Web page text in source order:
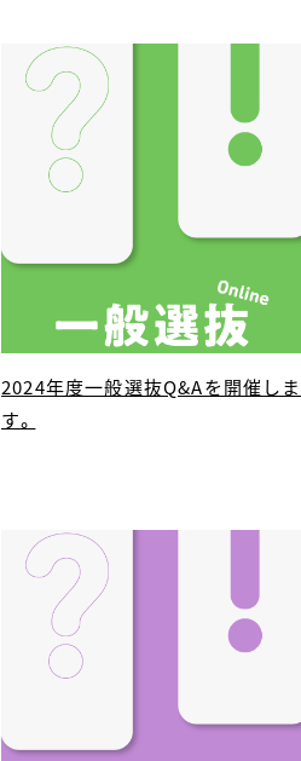
2024年度一般選抜Q&Aを開催しま
す。